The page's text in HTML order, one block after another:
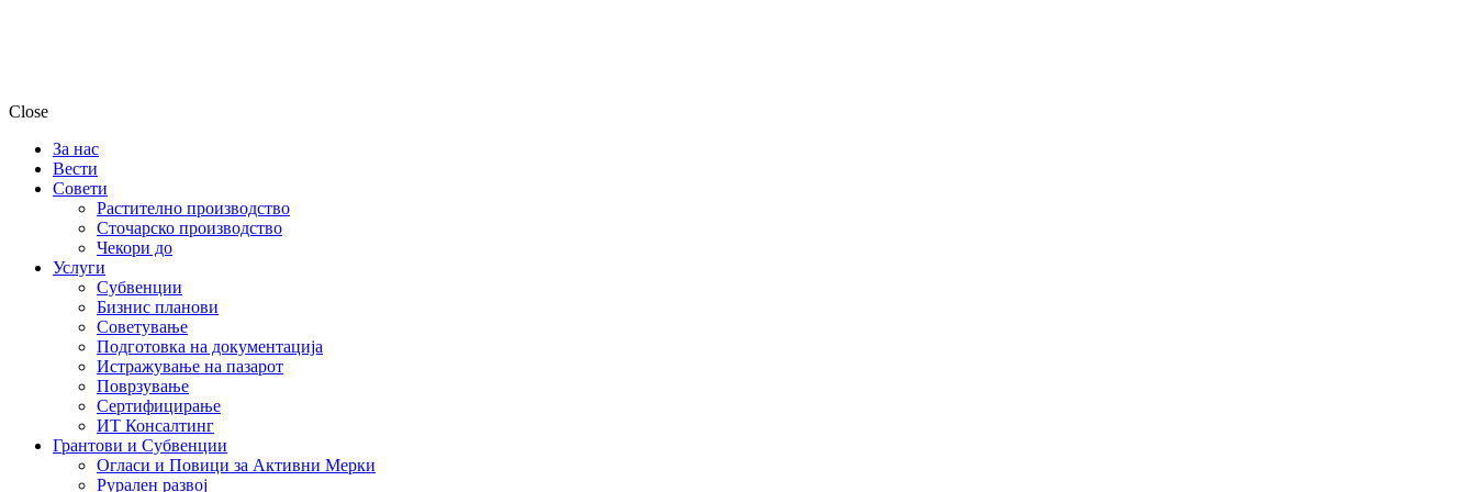
Close
За нас
Вести
Совети
Растително производство
Сточарско производство
Чекори до
Услуги
Субвенции
Бизнис планови
Советување
Подготовка на документација
Истражување на пазарот
Поврзување
Сертифицирање
ИТ Консалтинг
Грантови и Субвенции
Огласи и Повици за Активни Мерки
Рурален развој